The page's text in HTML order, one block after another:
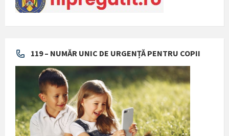
119 – NUMĂR UNIC DE URGENȚĂ PENTRU COPII